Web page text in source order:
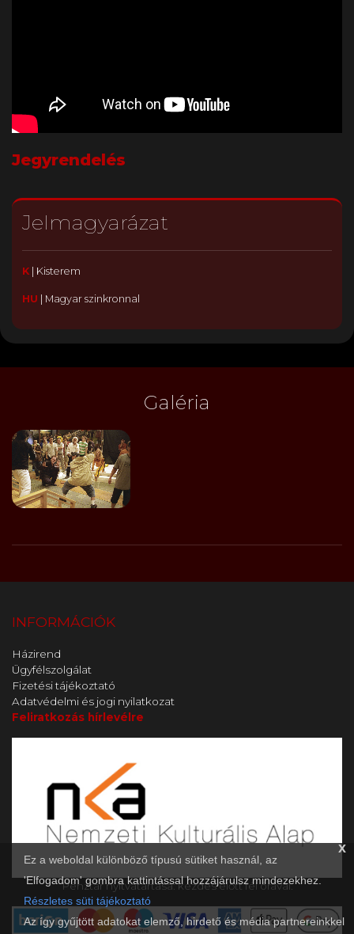
Jegyrendelés
Jelmagyarázat
K| Kisterem
HU Magyar szinkronnal
Galéria
x
Ez a weboldal különböző típusú sütiket használ, az
'Elfogadom' gombra kattintással hozzájárulsz mindezekhez.
Részletes süti tájékoztató
Az így gyűjtött adatokat elemző, hirdető és média partnereinkkel
INFORMÁCIÓK
Házirend
Ügyfélszolgálat
Fizetési tájékoztató
Adatvédelmi és jogi nyilatkozat
Feliratkozás hírlevélre
Pénztár nyitvatartása: kezdés előtt fél órával.